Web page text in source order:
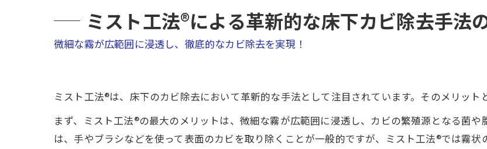
ミスト工法®による革新的な床下カビ除去手法
微細な霧が広範囲に浸透し、徹底的なカビ除去を実現！
ミスト工法®は、床下のカビ除去において革新的な手法として注目されています。そのメリット
まず、ミスト工法®の最大のメリットは、微細な霧が広範囲に浸透し、カビの繁殖源となる菌
は、手やブラシなどを使って表面のカビを取り除くことが一般的ですが、ミスト工法®では霧